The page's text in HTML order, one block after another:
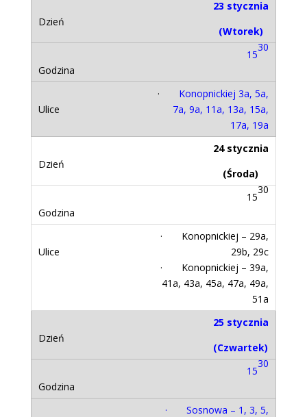
23 stycznia
(Wtorek)
15
30
· Konopnickiej 3a, 5a,
7a, 9a, 11a, 13a, 15a,
17a, 19a
24 stycznia
(Środa)
15
30
· Konopnickiej – 29a,
29b, 29c
· Konopnickiej – 39a,
41a, 43a, 45a, 47a, 49a,
51a
25 stycznia
(Czwartek)
15
30
· Sosnowa – 1, 3, 5,